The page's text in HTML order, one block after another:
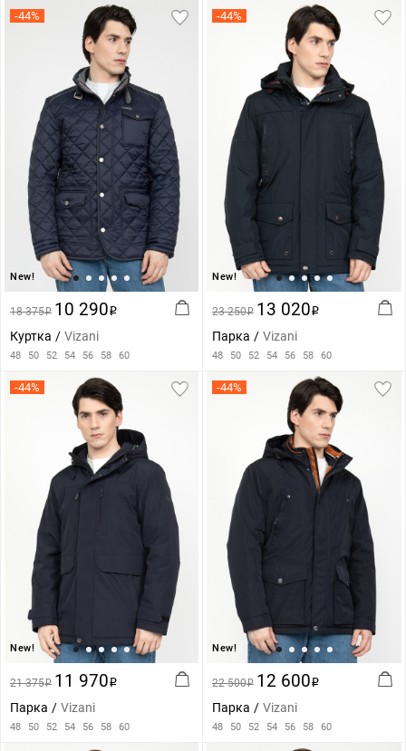
-44%
New!
18 375i 10 290i
Куртка Vizani
48 50 52 54 56 58 60
-44%
New!
23 250i 13 020i
Парка Vizani
48 50 52 54 56 58 60
-44%
New!
21 375i 11 970i
Парка Vizani
48 50 52 54 56 58 60
-44%
New!
22 500i 12 600i
Парка Vizani
48 50 52 54 56 58 60